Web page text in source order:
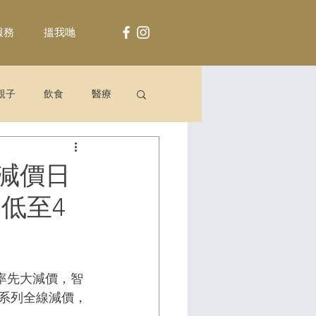
務 搵我哋
子 飲食 醫療
價日
至4
先大減價，智
列全線減價，